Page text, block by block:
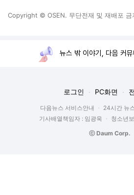
Copyright © OSEN. 무단전재 및 재배포 금
뉴스 밖 이야기, 다음 커뮤
로그인 PC화면
다음뉴스 서비스안내 24시간 뉴
기사배열책임자 : 임광욱
청소년
ⓒ Daum Corp.